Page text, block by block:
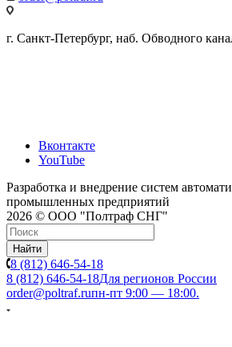
г. Санкт-Петербург, наб. Обводного
Вконтакте
YouTube
Разработка и внедрение систем
промышленных предприятий
2026 © ООО "Полтраф СНГ"
Найти
8 (812) 646-54-18
8 (812) 646-54-18Для регионов России
order@poltraf.ruпн-пт 9:00 — 18:00.